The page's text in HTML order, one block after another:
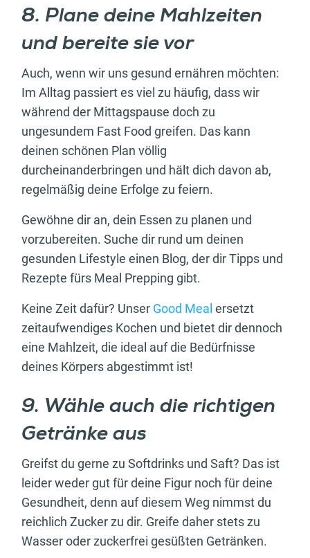
8. Plane deine Mahlzeiten
und bereite sie vor
Auch, wenn wir uns gesund ernähren möchten:
Im Alltag passiert es viel zu häufig, dass wir
während der Mittagspause doch zu
ungesundem Fast Food greifen. Das kann
deinen schönen Plan völlig
durcheinanderbringen und hält dich davon ab,
regelmäßig deine Erfolge zu feiern.
Gewöhne dir an, dein Essen zu planen und
vorzubereiten. Suche dir rund um deinen
gesunden Lifestyle einen Blog, der dir Tipps und
Rezepte fürs Meal Prepping gibt.
Keine Zeit dafür? Unser Good Meal ersetzt
zeitaufwendiges Kochen und bietet dir dennoch
eine Mahlzeit, die ideal auf die Bedürfnisse
deines Körpers abgestimmt ist!
9. Wähle auch die richtigen
Getränke aus
Greifst du gerne zu Softdrinks und Saft? Das ist
leider weder gut für deine Figur noch für deine
Gesundheit, denn auf diesem Weg nimmst du
reichlich Zucker zu dir. Greife daher stets zu
Wasser oder zuckerfrei gesüßten Getränken.